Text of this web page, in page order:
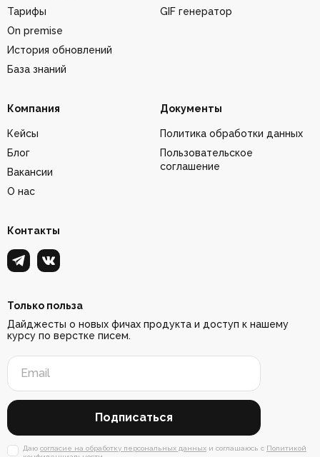
Тарифы
On premise
История обновлений
База знаний
GIF генератор
Компания
Кейсы
Блог
Вакансии
О нас
Документы
Политика обработки данных
Пользовательское
соглашение
Контакты
Только польза
Дайджесты о новых фичах продукта и доступ к нашему
курсу по верстке писем.
Подписаться
Даю согласие на обработку персональных данных и соглашаюсь с Политикой